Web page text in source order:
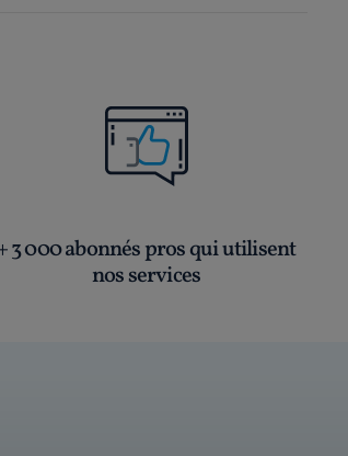
3 000 abonnés pros qui utilisent
nos services